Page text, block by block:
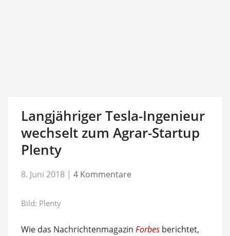
Langjähriger Tesla-Ingenieur
wechselt zum Agrar-Startup
Plenty
8. Juni 2018 | 4 Kommentare
Bild: Plenty
Wie das Nachrichtenmagazin Forbesberichtet,